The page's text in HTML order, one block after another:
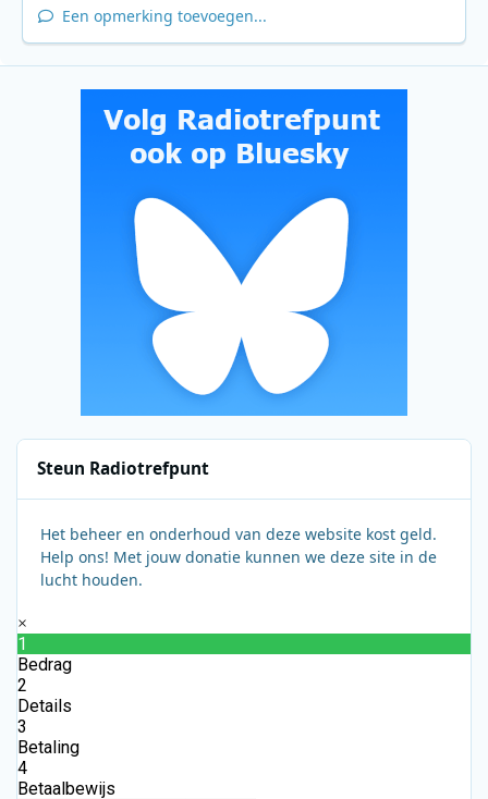
Een opmerking toevoegen...
Steun Radiotrefpunt
Het beheer en onderhoud van deze website kost geld.
Help ons! Met jouw donatie kunnen we deze site in de
lucht houden.